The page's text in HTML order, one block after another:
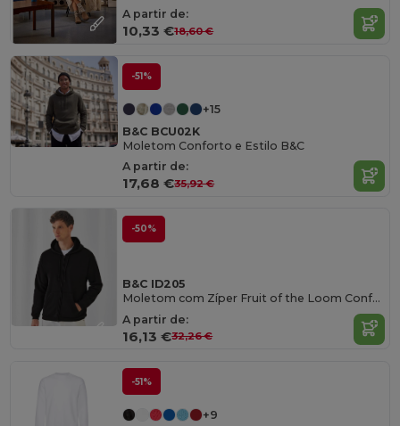
A partir de:
10,33 €18,60 €
-51%
+15
B&C BCU02K
Moletom Conforto e Estilo B&C
A partir de:
17,68 €35,92 €
-50%
B&C ID205
Moletom com Zíper Fruit of the Loom Confortável
A partir de:
16,13 €32,26 €
-51%
+9